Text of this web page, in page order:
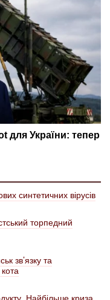
синтетичних вірусів
торпедний
зв’язку та